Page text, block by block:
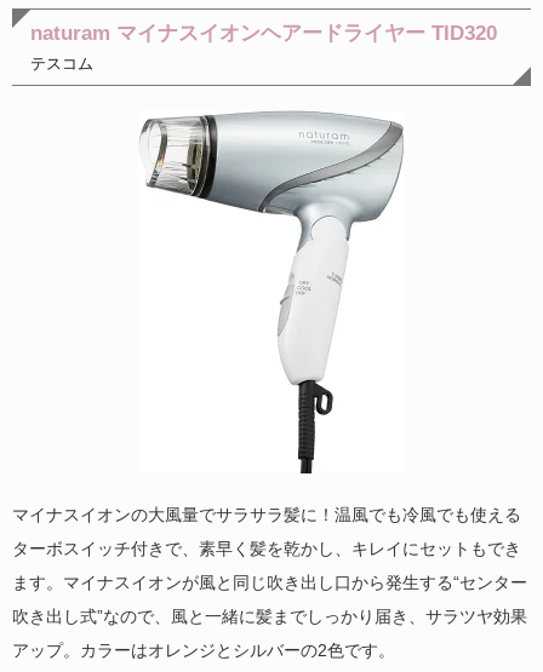
naturam マイナスイオンヘアードライヤー TID320
テスコム
マイナスイオンの大風量でサラサラ髪に！温風でも冷風でも使える
ターボスイッチ付きで、素早く髪を乾かし、キレイにセットもでき
ます。マイナスイオンが風と同じ吹き出し口から発生する“センター
吹き出し式”なので、風と一緒に髪までしっかり届き、サラツヤ効果
アップ。カラーはオレンジとシルバーの2色です。